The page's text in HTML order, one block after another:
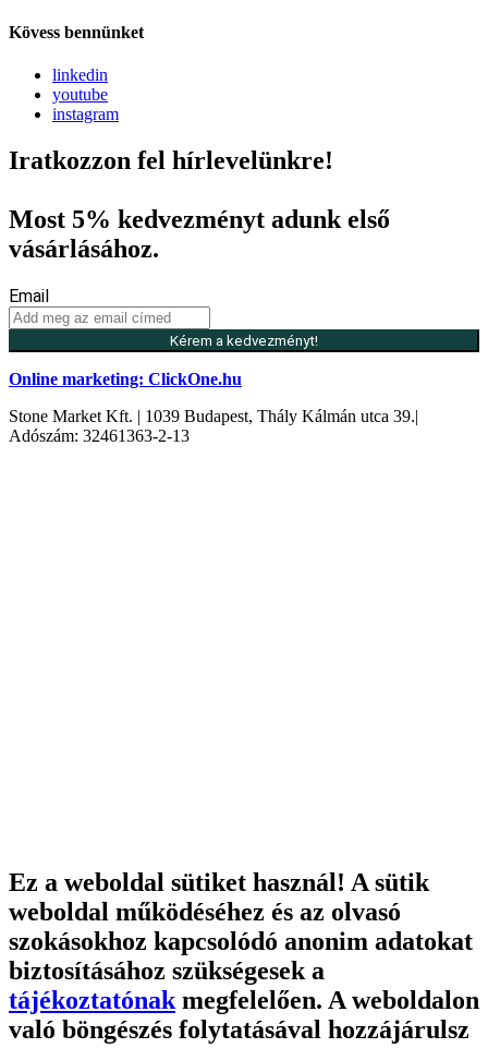
Kövess bennünket
linkedin
youtube
instagram
Iratkozzon fel hírlevelünkre!
Most 5% kedvezményt adunk első
vásárlásához.
Email
Kérem a kedvezményt!
Online marketing: ClickOne.hu
Stone Market Kft. | 1039 Budapest, Thály Kálmán utca 39.|
Adószám: 32461363-2-13
Ez a weboldal sütiket használ! A sütik
weboldal működéséhez és az olvasó
szokásokhoz kapcsolódó anonim adatokat
biztosításához szükségesek a
tájékoztatónak megfelelően. A weboldalon
való böngészés folytatásával hozzájárulsz